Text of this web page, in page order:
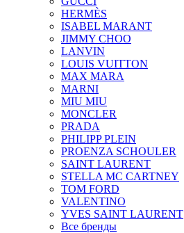
HERMÈS
ISABEL MARANT
JIMMY CHOO
LANVIN
LOUIS VUITTON
MAX MARA
MARNI
MIU MIU
MONCLER
PRADA
PHILIPP PLEIN
PROENZA SCHOULER
SAINT LAURENT
STELLA MC CARTNEY
TOM FORD
VALENTINO
YVES SAINT LAURENT
Все бренды